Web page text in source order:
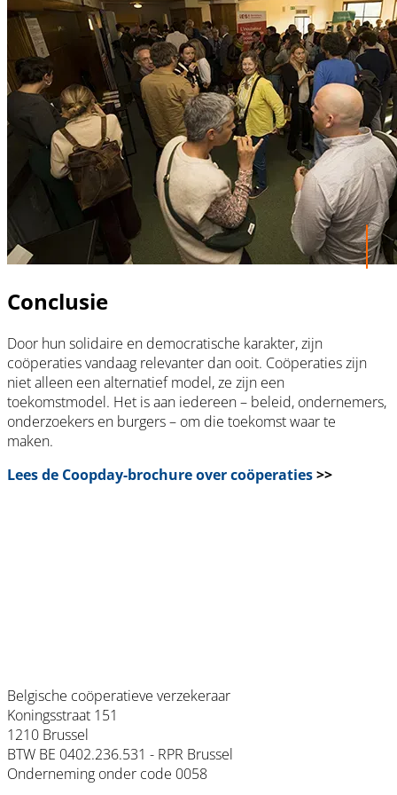
Conclusie
Door hun solidaire en democratische karakter, zijn
coöperaties vandaag relevanter dan ooit. Coöperaties zijn
niet alleen een alternatief model, ze zijn een
toekomstmodel. Het is aan iedereen – beleid, ondernemers,
onderzoekers en burgers – om die toekomst waar te
maken.
Lees de Coopday-brochure over coöperaties>>
Belgische coöperatieve verzekeraar
Koningsstraat 151
1210 Brussel
BTW BE 0402.236.531 - RPR Brussel
Onderneming onder code 0058